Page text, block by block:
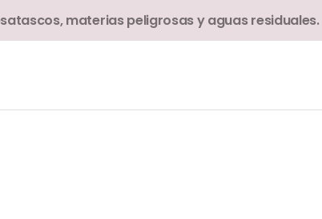
materias peligrosas y aguas residuales.